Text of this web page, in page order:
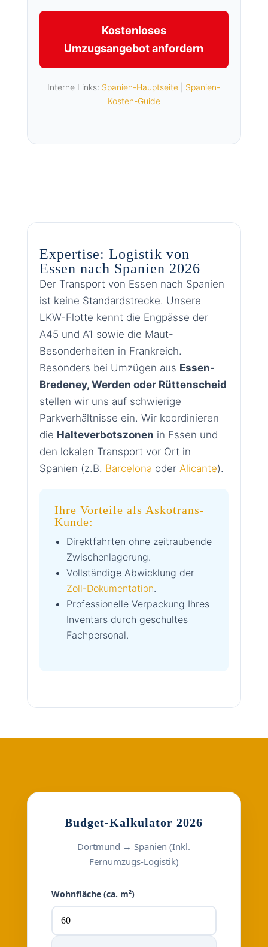
Kostenloses
Umzugsangebot anfordern
Interne Links: Spanien-Hauptseite
Spanien-
Kosten-Guide
Expertise: Logistik von
Essen nach Spanien 2026
Der Transport von Essen nach Spanien
ist keine Standardstrecke. Unsere
LKW-Flotte kennt die Engpässe der
A45 und A1 sowie die Maut-
Besonderheiten in Frankreich.
Besonders bei Umzügen aus Essen-
Bredeney, Werden oder Rüttenscheid
stellen wir uns auf schwierige
Parkverhältnisse ein. Wir koordinieren
die Halteverbotszonen in Essen und
den lokalen Transport vor Ort in
Spanien (z.B. Barcelona oder Alicante).
Ihre Vorteile als Askotrans-
Kunde:
Direktfahrten ohne zeitraubende
Zwischenlagerung.
Vollständige Abwicklung der
Zoll-Dokumentation.
Professionelle Verpackung Ihres
Inventars durch geschultes
Fachpersonal.
Budget-Kalkulator 2026
Dortmund → Spanien (Inkl.
Fernumzugs-Logistik)
Wohnfläche (ca. m²)